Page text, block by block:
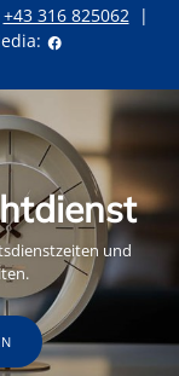
+43 316 825062|
und